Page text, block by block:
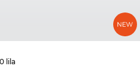
lila